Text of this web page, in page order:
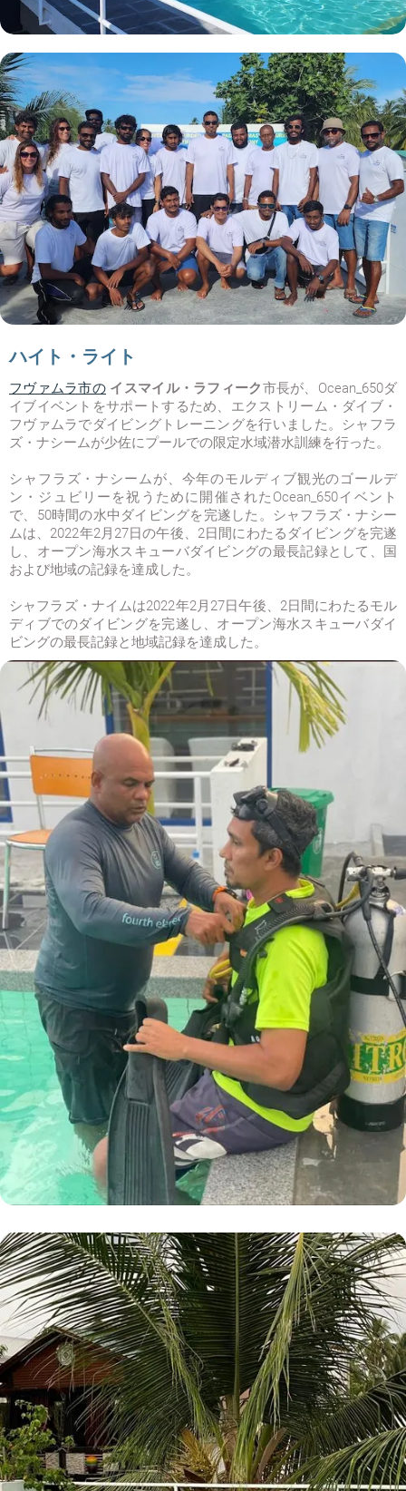
ハイト・ライト
フヴァムラ市の イスマイル・ラフィーク市長が、 Ocean_650ダ
イブイベントをサポートするため、エクストリーム・ダイブ・
フヴァムラでダイビングトレーニングを行いました。シャフラ
ズ・ナシームが少佐にプールでの限定水域潜水訓練を行った。
シャフラズ・ナシームが、今年のモルディブ観光のゴールデ
ン・ジュビリーを祝うために開催された Ocean_650イベント
で、50時間の水中ダイビングを完遂した。シャフラズ・ナシー
ムは、2022年2月27日の午後、2日間にわたるダイビングを完遂
し、オープン海水スキューバダイビングの最長記録として、国
および地域の記録を達成した。
シャフラズ・ナイムは2022年2月27日午後、2日間にわたるモル
ディブでのダイビングを完遂し、オープン海水スキューバダイ
ビングの最長記録と地域記録を達成した。